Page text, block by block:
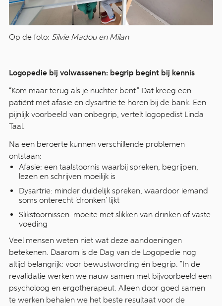
Op de foto: Silvie Madou en Milan
Logopedie bij volwassenen: begrip begint bij kennis
“Kom maar terug als je nuchter bent.” Dat kreeg een
patiënt met afasie en dysartrie te horen bij de bank. Een
pijnlijk voorbeeld van onbegrip, vertelt logopedist Linda
Taal.
Na een beroerte kunnen verschillende problemen
ontstaan:
Afasie: een taalstoornis waarbij spreken, begrijpen,
lezen en schrijven moeilijk is
Dysartrie: minder duidelijk spreken, waardoor iemand
soms onterecht ‘dronken’ lijkt
Slikstoornissen: moeite met slikken van drinken of vaste
voeding
Veel mensen weten niet wat deze aandoeningen
betekenen. Daarom is de Dag van de Logopedie nog
altijd belangrijk: voor bewustwording én begrip. “In de
revalidatie werken we nauw samen met bijvoorbeeld een
psycholoog en ergotherapeut. Alleen door goed samen
te werken behalen we het beste resultaat voor de